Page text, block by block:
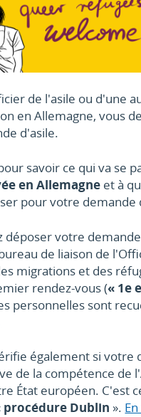
de l'asile ou d'une
en Allemagne, vous
d'asile.
savoir ce qui va se
en Allemagne et à
pour votre demande
déposer votre
de liaison de
migrations et des
rendez-vous (« 1e
personnelles sont
également si votre
de la compétence de
État européen. C'est
procédure Dublin ».